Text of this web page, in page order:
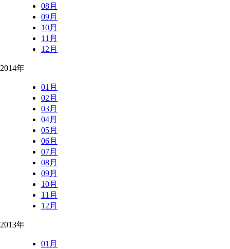
08月
09月
10月
11月
12月
2014年
01月
02月
03月
04月
05月
06月
07月
08月
09月
10月
11月
12月
2013年
01月